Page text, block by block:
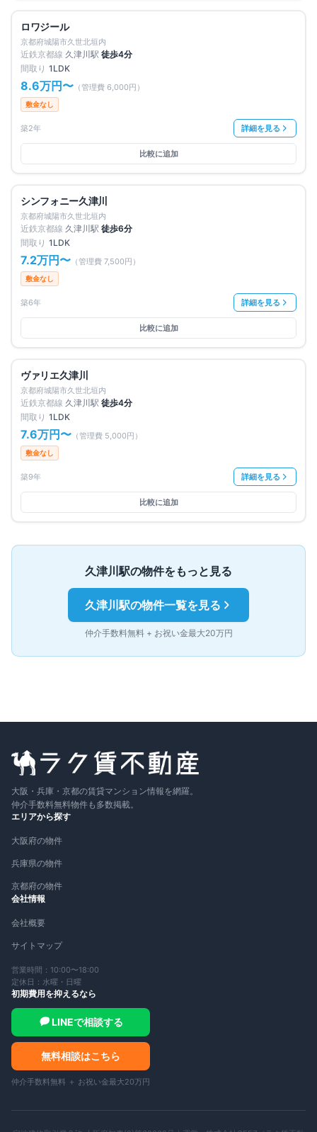
仲介手数料無料
ロワジール
京都府城陽市久世北垣内
近鉄京都線 久津川 駅 徒歩4分
間取り 1LDK
8.6万円 〜 （管理費 6,000円 ）
敷金なし
築2年 詳細を見る
比較に追加
仲介手数料無料
シンフォニー久津川
京都府城陽市久世北垣内
近鉄京都線 久津川 駅 徒歩6分
間取り 1LDK
7.2万円 〜 （管理費 7,500円 ）
敷金なし
築6年 詳細を見る
比較に追加
仲介手数料無料
ヴァリエ久津川
京都府城陽市久世北垣内
近鉄京都線 久津川 駅 徒歩4分
間取り 1LDK
7.6万円 〜 （管理費 5,000円 ）
敷金なし
築9年 詳細を見る
比較に追加
久津川駅の物件をもっと見る
久津川駅の物件一覧を見る
仲介手数料無料 + お祝い金最大20万円
大阪・兵庫・京都の賃貸マンション情報を網羅。
仲介手数料無料物件も多数掲載。
エリアから探す
大阪府の物件
兵庫県の物件
京都府の物件
会社情報
会社概要
サイトマップ
営業時間：10:00〜18:00
定休日：水曜・日曜
初期費用を抑えるなら
LINEで相談する
無料相談はこちら
仲介手数料無料 ＋ お祝い金最大20万円